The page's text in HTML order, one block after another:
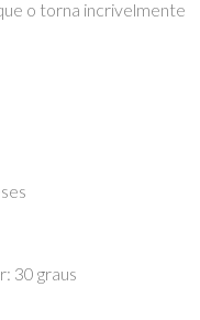
o torna incrivelmente
30 graus